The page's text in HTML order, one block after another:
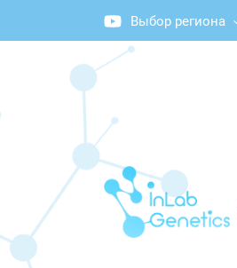
Выбор региона